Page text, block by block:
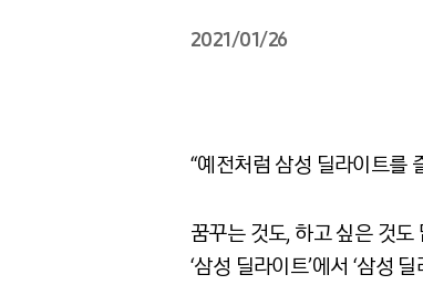
2021/01/26
“예전처럼 삼성 딜라이트를
꿈꾸는 것도, 하고 싶은 것도
‘삼성 딜라이트’에서 ‘삼성